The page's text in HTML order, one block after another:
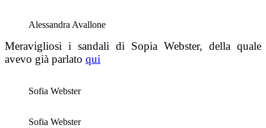
Alessandra Avallone
Meravigliosi i sandali di Sopia Webster, della quale
avevo già parlato qui
Sofia Webster
Sofia Webster